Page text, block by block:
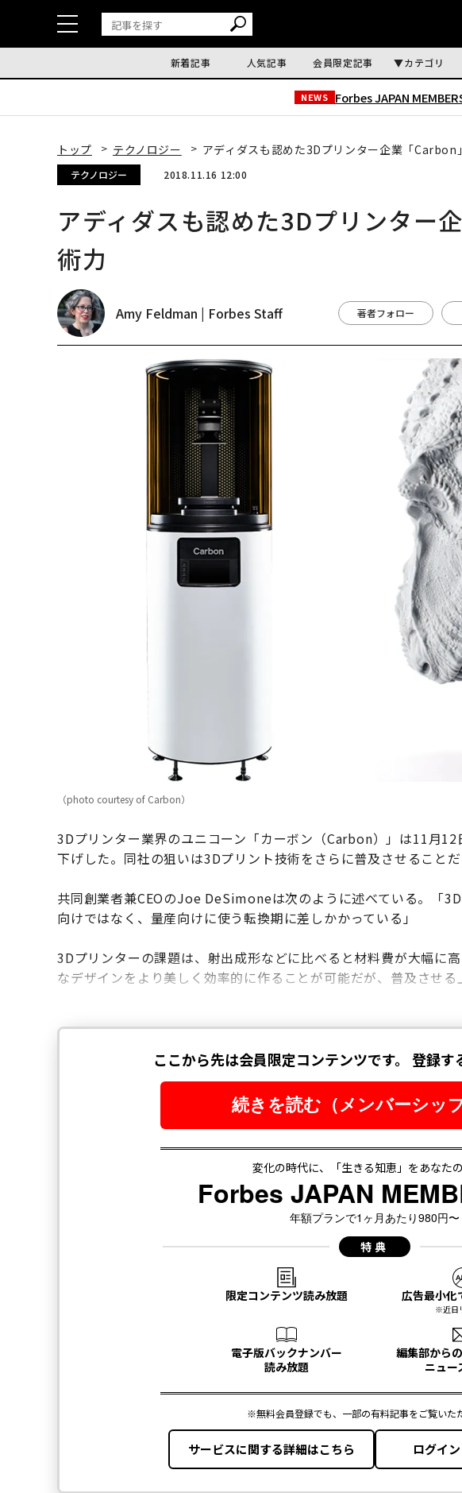
新着記事 人気記事 会員限定記事 カテゴリ
NEWS Forbes JAPAN
トップ テクノロジー アディダスも認めた3Dプリンター企業「Carbon
テクノロジー 2018.11.16 12:00
アディダスも認めた3Dプリンター
術力
Amy Feldman | Forbes Staff 著者フォロー
（photo courtesy of Carbon）
3Dプリンター業界のユニコーン「カーボン（Carbon）」は11月
下げした。同社の狙いは3Dプリント技術をさらに普及させることだ
共同創業者兼CEOのJoe DeSimoneは次のように述べている。「
向けではなく、量産向けに使う転換期に差しかかっている」
3Dプリンターの課題は、射出成形などに比べると材料費が大幅に
なデザインをより美しく効率的に作ることが可能だが、普及させる